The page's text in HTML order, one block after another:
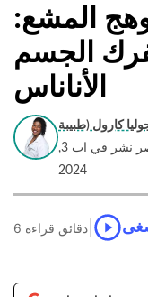
المشع:
لفرك الجسم
الأناناس
كارول (طبيبة
- ناصر نشر في اب 3,
2024
6 دقائق قراءة